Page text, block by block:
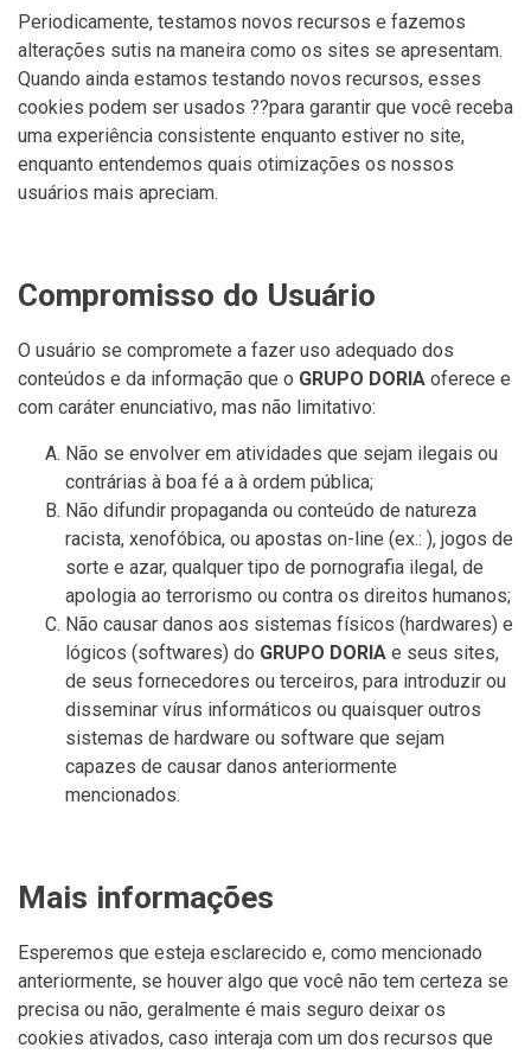
Periodicamente, testamos novos recursos e fazemos
alterações sutis na maneira como os sites se apresentam.
Quando ainda estamos testando novos recursos, esses
cookies podem ser usados ??para garantir que você receba
uma experiência consistente enquanto estiver no site,
enquanto entendemos quais otimizações os nossos
usuários mais apreciam.
Compromisso do Usuário
O usuário se compromete a fazer uso adequado dos
conteúdos e da informação que o GRUPO DORIA oferece e
com caráter enunciativo, mas não limitativo:
Não se envolver em atividades que sejam ilegais ou
contrárias à boa fé a à ordem pública;
Não difundir propaganda ou conteúdo de natureza
racista, xenofóbica, ou apostas on-line (ex.: ), jogos de
sorte e azar, qualquer tipo de pornografia ilegal, de
apologia ao terrorismo ou contra os direitos humanos;
Não causar danos aos sistemas físicos (hardwares) e
lógicos (softwares) do GRUPO DORIA e seus sites,
de seus fornecedores ou terceiros, para introduzir ou
disseminar vírus informáticos ou quaisquer outros
sistemas de hardware ou software que sejam
capazes de causar danos anteriormente
mencionados.
Mais informações
Esperemos que esteja esclarecido e, como mencionado
anteriormente, se houver algo que você não tem certeza se
precisa ou não, geralmente é mais seguro deixar os
cookies ativados, caso interaja com um dos recursos que